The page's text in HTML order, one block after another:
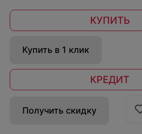
КУПИТЬ
Купить в 1 клик
КРЕДИТ
Получить скидку